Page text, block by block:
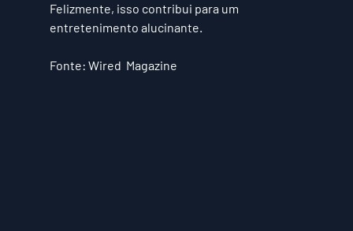
Felizmente, isso contribui para um
entretenimento alucinante.
Fonte: Wired  Magazine